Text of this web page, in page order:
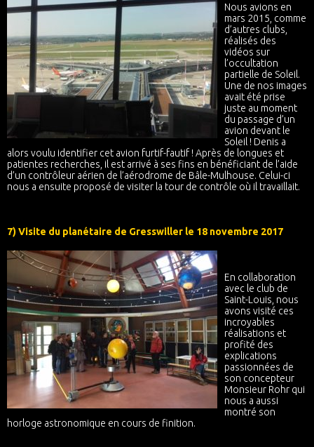
Nous avions en
mars 2015, comme
d’autres clubs,
réalisés des
vidéos sur
l’occultation
partielle de Soleil.
Une de nos images
avait été prise
juste au moment
du passage d’un
avion devant le
Soleil ! Denis a
alors voulu identifier cet avion furtif-fautif ! Après de longues et
patientes recherches, il est arrivé à ses fins en bénéficiant de l’aide
d’un contrôleur aérien de l’aérodrome de Bâle-Mulhouse. Celui-ci
nous a ensuite proposé de visiter la tour de contrôle où il travaillait.
7) Visite du planétaire de Gresswiller le 18 novembre 2017
En collaboration
avec le club de
Saint-Louis, nous
avons visité ces
incroyables
réalisations et
profité des
explications
passionnées de
son concepteur
Monsieur Rohr qui
nous a aussi
montré son
horloge astronomique en cours de finition.